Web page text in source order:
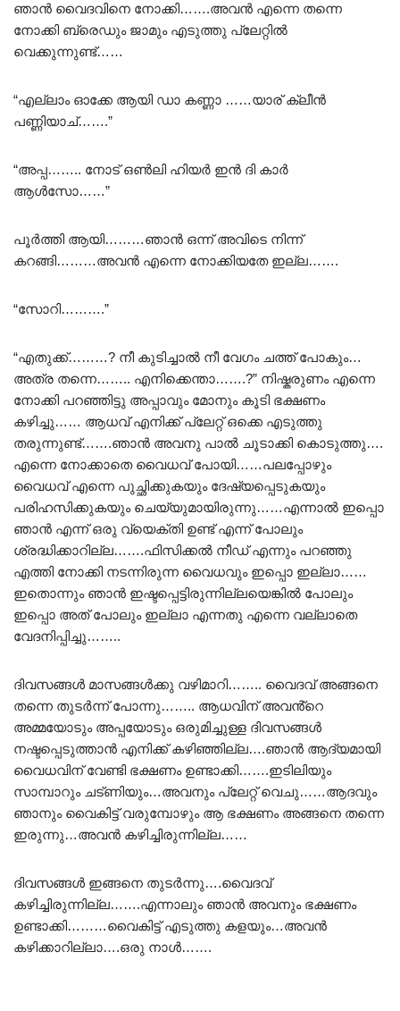
ഞാൻ വൈദവിനെ നോക്കി…….അവൻ എന്നെ തന്നെ
നോക്കി ബ്രെഡും ജാമും എടുത്തു പ്ലേറ്റിൽ
വെക്കുന്നുണ്ട്……
“എല്ലാം ഓക്കേ ആയി ഡാ കണ്ണാ ……യാര് ക്ലീൻ
പണ്ണിയാച്…….”
“അപ്പ…….. നോട് ഒൺലി ഹിയർ ഇൻ ദി കാർ
ആൾസോ……”
പൂർത്തി ആയി………ഞാൻ ഒന്ന് അവിടെ നിന്ന്
കറങ്ങി………അവൻ എന്നെ നോക്കിയതേ ഇല്ല…….
“സോറി……….”
“എതുക്ക്………? നീ കുടിച്ചാൽ നീ വേഗം ചത്ത് പോകും…
അത്ര തന്നെ…….. എനിക്കെന്താ…….?” നിഷ്കരുണം എന്നെ
നോക്കി പറഞ്ഞിട്ടു അപ്പാവും മോനും കൂടി ഭക്ഷണം
കഴിച്ചു…… ആധവ് എനിക്ക് പ്ലേറ്റ് ഒക്കെ എടുത്തു
തരുന്നുണ്ട്…….ഞാൻ അവനു പാൽ ചൂടാക്കി കൊടുത്തു….
എന്നെ നോക്കാതെ വൈധവ് പോയി……പലപ്പോഴും
വൈധവ് എന്നെ പുച്ഛിക്കുകയും ദേഷ്യപ്പെടുകയും
പരിഹസിക്കുകയും ചെയ്യുമായിരുന്നു……എന്നാൽ ഇപ്പൊ
ഞാൻ എന്ന് ഒരു വ്യെക്തി ഉണ്ട് എന്ന് പോലും
ശ്രദ്ധിക്കാറില്ല…….ഫിസിക്കൽ നീഡ് എന്നും പറഞ്ഞു
എത്തി നോക്കി നടന്നിരുന്ന വൈധവും ഇപ്പൊ ഇല്ലാ……
ഇതൊന്നും ഞാൻ ഇഷ്ടപ്പെട്ടിരുന്നില്ലയെങ്കിൽ പോലും
ഇപ്പൊ അത് പോലും ഇല്ലാ എന്നതു എന്നെ വല്ലാതെ
വേദനിപ്പിച്ചു……..
ദിവസങ്ങൾ മാസങ്ങൾക്കു വഴിമാറി…….. വൈദവ് അങ്ങനെ
തന്നെ തുടർന്ന് പോന്നു…….. ആധവിന് അവൻ്റെ
അമ്മയോടും അപ്പയോടും ഒരുമിച്ചുള്ള ദിവസങ്ങൾ
നഷ്ടപ്പെടുത്താൻ എനിക്ക് കഴിഞ്ഞില്ല….ഞാൻ ആദ്യമായി
വൈധവിന് വേണ്ടി ഭക്ഷണം ഉണ്ടാക്കി…….ഇടിലിയും
സാമ്പാറും ചട്ണിയും…അവനും പ്ലേറ്റ് വെചു……ആദവും
ഞാനും വൈകിട്ട് വരുമ്പോഴും ആ ഭക്ഷണം അങ്ങനെ തന്നെ
ഇരുന്നു…അവൻ കഴിച്ചിരുന്നില്ല……
ദിവസങ്ങൾ ഇങ്ങനെ തുടർന്നു….വൈദവ്
കഴിച്ചിരുന്നില്ല…….എന്നാലും ഞാൻ അവനും ഭക്ഷണം
ഉണ്ടാക്കി………വൈകിട്ട് എടുത്തു കളയും…അവൻ
കഴിക്കാറില്ലാ….ഒരു നാൾ…….